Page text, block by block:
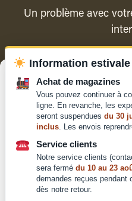
Pour offrir les meilleures
telles que les cookies pour stocker
appareils. Le fait de consentir à
traiter des données telles que le
uniques sur ce site. Le fait de ne
consentement peut avoir un effet
et fonctions.
Un problème avec
Contacter le
Conditions
vente et
Information estivale
Achat de magazines
Vous pouvez continuer à
ligne. En revanche, les
seront suspendues du 30
inclus. Les envois
Service clients
Notre service clients
sera fermé du 10 au 23
demandes reçues pendant
dès notre retour.